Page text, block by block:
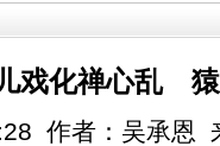
戏化禅心乱
作者：吴承恩